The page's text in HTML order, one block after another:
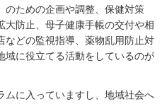
のための企画や調整、保健対策
大防止、母子健康手帳の交付や相
などの監視指導、薬物乱用防止対
域に役立てる活動をしているのが
に入っていますし、地域社会へ